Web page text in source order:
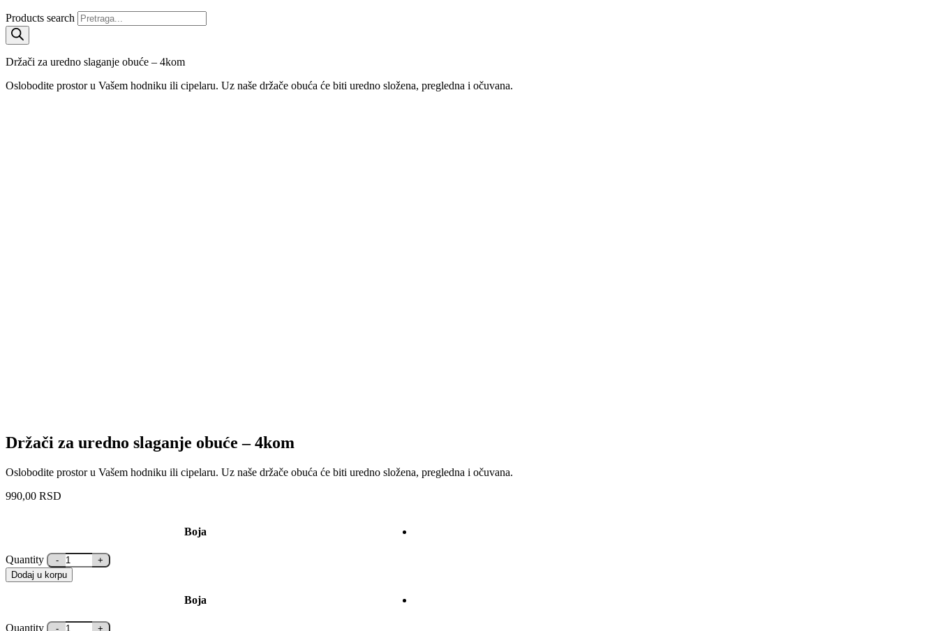
Products search
Držači za uredno slaganje obuće – 4kom
Oslobodite prostor u Vašem hodniku ili cipelaru. Uz naše držače obuća će biti uredno složena, pregledna i očuvana.
Držači za uredno slaganje obuće – 4kom
Oslobodite prostor u Vašem hodniku ili cipelaru. Uz naše držače obuća će biti uredno složena, pregledna i očuvana.
990,00 RSD
Boja
Quantity
Dodaj u korpu
Boja
Quantity